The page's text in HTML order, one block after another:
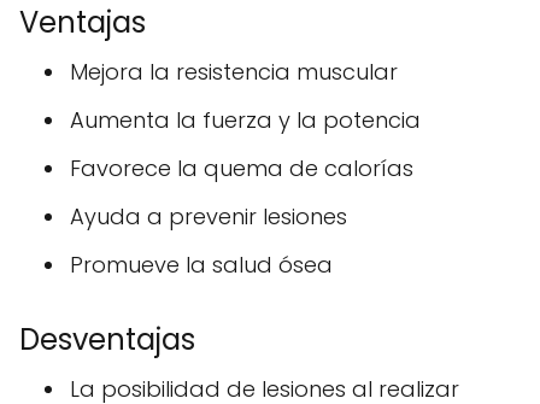
Ventajas
Mejora la resistencia muscular
Aumenta la fuerza y la potencia
Favorece la quema de calorías
Ayuda a prevenir lesiones
Promueve la salud ósea
Desventajas
La posibilidad de lesiones al realizar